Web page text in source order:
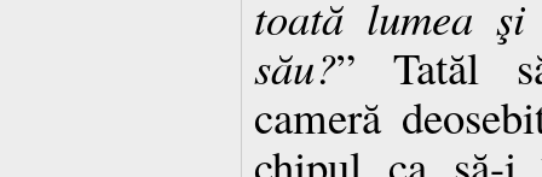
toată lumea
său?” Tatăl
cameră
chipul ca să-i